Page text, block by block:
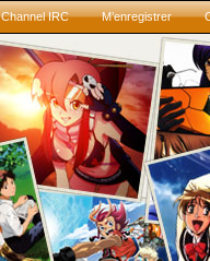
Channel IRC M’enregistrer